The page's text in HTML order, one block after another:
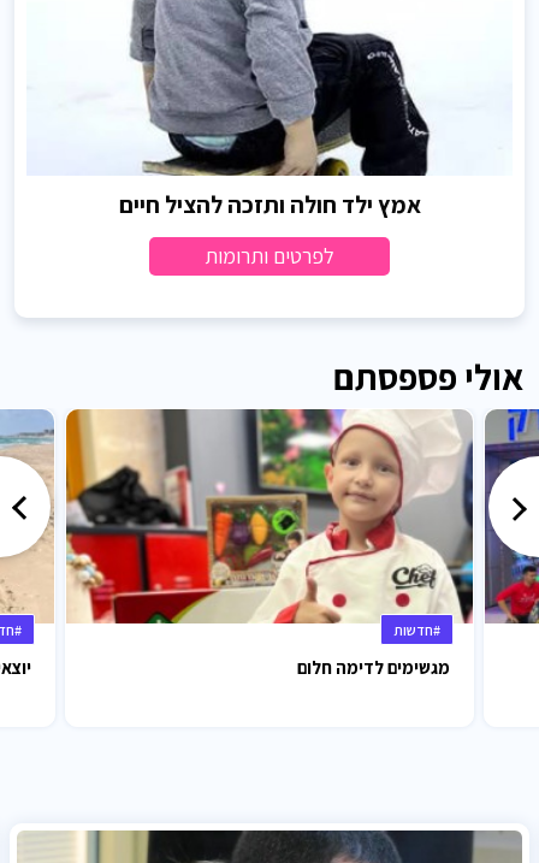
אמץ ילד חולה ותזכה להציל חיים
לפרטים ותרומות
אולי פספסתם
#חדשות
מגשימים לדימה חלום